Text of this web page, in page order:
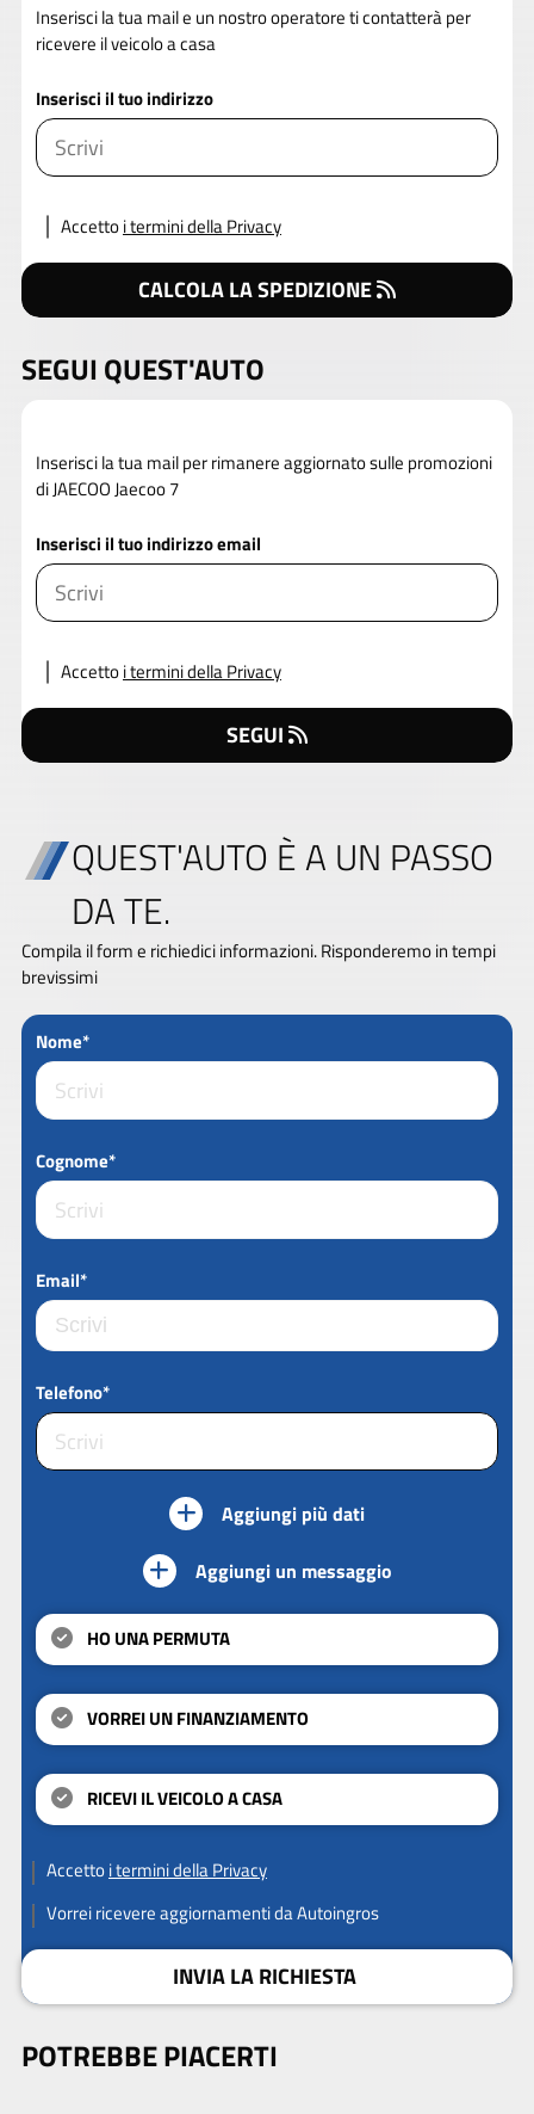
Inserisci la tua mail e un nostro operatore ti contatterà per
ricevere il veicolo a casa
Inserisci il tuo indirizzo
Accettoi termini della Privacy
CALCOLA LA SPEDIZIONE
SEGUI QUEST'AUTO
Inserisci la tua mail per rimanere aggiornato sulle promozioni
di JAECOO Jaecoo 7
Inserisci il tuo indirizzo email
Accettoi termini della Privacy
SEGUI
QUEST'AUTO È A UN PASSO
DA TE.
Compila il form e richiedici informazioni. Risponderemo in tempi
brevissimi
Nome*
Cognome*
Email*
Telefono*
Aggiungi più dati
Aggiungi un messaggio
HO UNA PERMUTA
VORREI UN FINANZIAMENTO
RICEVI IL VEICOLO A CASA
Accettoi termini della Privacy
Vorrei ricevere aggiornamenti da Autoingros
INVIA LA RICHIESTA
POTREBBE PIACERTI